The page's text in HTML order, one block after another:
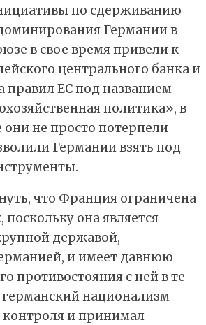
по сдерживанию
Германии в
в свое время привели к
центрального банка и
правил ЕС под названием
политика», в
они не просто потерпели
Германии взять под
что Франция ограничена
она является
державой,
и имеет давнюю
противостояния с ней в те
национализм
и принимал